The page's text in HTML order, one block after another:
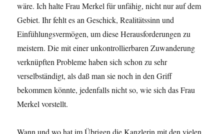
wäre. Ich halte Frau Merkel für unfähig, nicht nur auf dem
Gebiet. Ihr fehlt es an Geschick, Realitätssinn und
Einfühlungsvermögen, um diese Herausforderungen zu
meistern. Die mit einer unkontrollierbaren Zuwanderung
verknüpften Probleme haben sich schon zu sehr
verselbständigt, als daß man sie noch in den Griff
bekommen könnte, jedenfalls nicht so, wie sich das Frau
Merkel vorstellt.